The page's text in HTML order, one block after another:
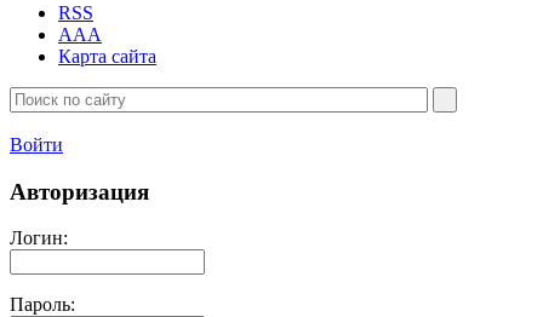
RSS
AAA
Карта сайта
Войти
Авторизация
Логин:
Пароль: